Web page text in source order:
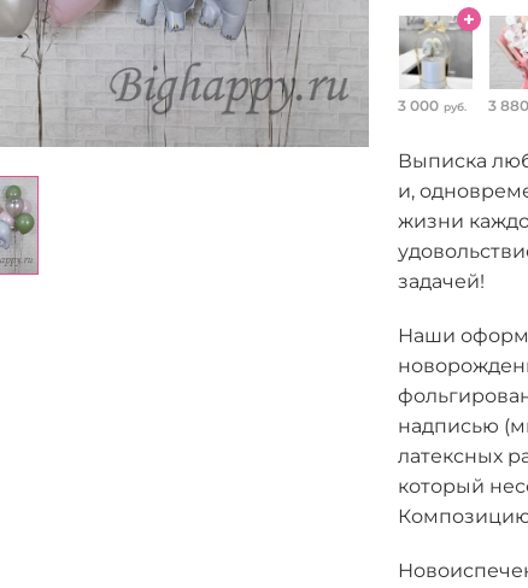
3 000 руб. 3 880
Выписка
и,
жизни
задачей!
Наши
надписью
латексных
который